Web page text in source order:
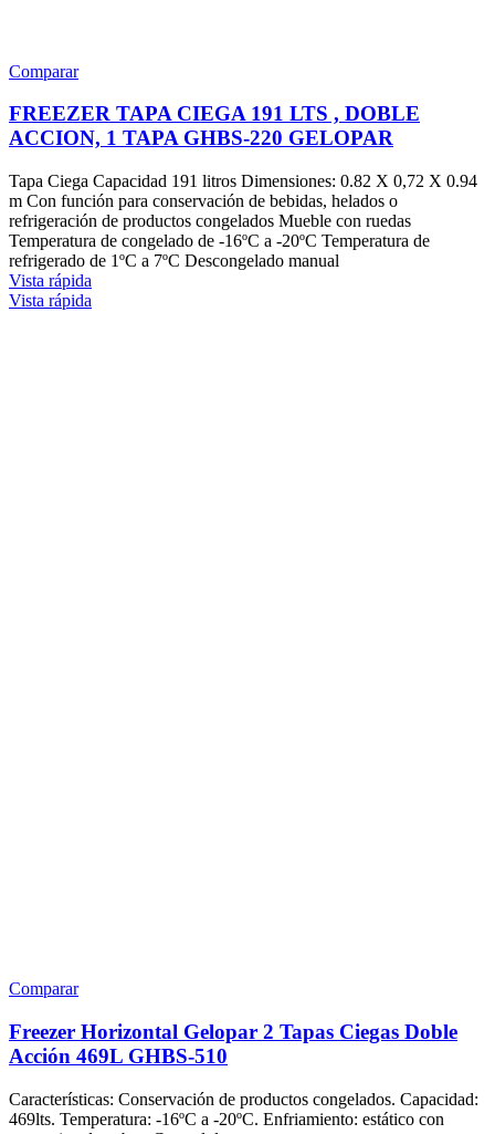
Comparar
FREEZER TAPA CIEGA 191 LTS , DOBLE
ACCION, 1 TAPA GHBS-220 GELOPAR
Tapa Ciega Capacidad 191 litros Dimensiones: 0.82 X 0,72 X 0.94
m Con función para conservación de bebidas, helados o
refrigeración de productos congelados Mueble con ruedas
Temperatura de congelado de -16ºC a -20ºC Temperatura de
refrigerado de 1ºC a 7ºC Descongelado manual
Vista rápida
Vista rápida
Comparar
Freezer Horizontal Gelopar 2 Tapas Ciegas Doble
Acción 469L GHBS-510
Características: Conservación de productos congelados. Capacidad:
469lts. Temperatura: -16ºC a -20ºC. Enfriamiento: estático con